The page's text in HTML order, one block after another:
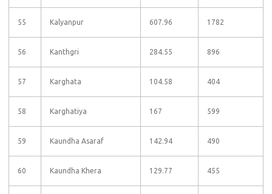
55 Kalyanpur 607.96 1782
56 Kanthgri 284.55 896
57 Karghata 104.58 404
58 Karghatiya 167 599
59 Kaundha Asaraf 142.94 490
60 Kaundha Khera 129.77 455